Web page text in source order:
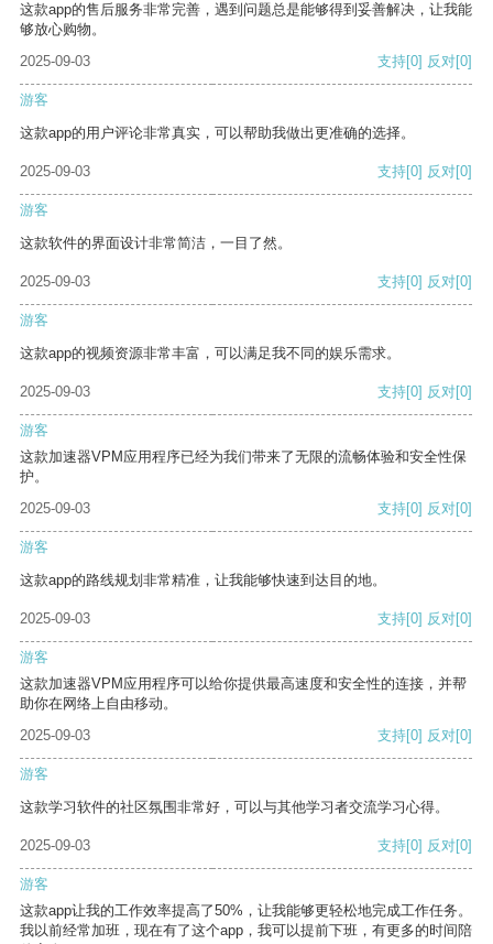
这款app的售后服务非常完善，遇到问题总是能够得到妥善解决，让我能
够放心购物。
2025-09-03
支持[0] 反对[0]
游客
这款app的用户评论非常真实，可以帮助我做出更准确的选择。
2025-09-03 支持[0] 反对[0]
游客
这款软件的界面设计非常简洁，一目了然。
2025-09-03 支持[0] 反对[0]
游客
这款app的视频资源非常丰富，可以满足我不同的娱乐需求。
2025-09-03 支持[0] 反对[0]
游客
这款加速器VPM应用程序已经为我们带来了无限的流畅体验和安全性保
护。
2025-09-03
支持[0] 反对[0]
游客
这款app的路线规划非常精准，让我能够快速到达目的地。
2025-09-03 支持[0] 反对[0]
游客
这款加速器VPM应用程序可以给你提供最高速度和安全性的连接，并帮
助你在网络上自由移动。
2025-09-03
支持[0] 反对[0]
游客
这款学习软件的社区氛围非常好，可以与其他学习者交流学习心得。
2025-09-03 支持[0] 反对[0]
游客
这款app让我的工作效率提高了50%，让我能够更轻松地完成工作任务。
我以前经常加班，现在有了这个app，我可以提前下班，有更多的时间陪